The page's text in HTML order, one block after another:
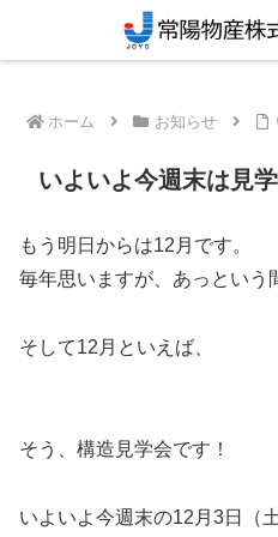
笠間市のリフォーム
ホーム お知らせ
いよいよ今週末は見学
もう明日からは12月です。
毎年思いますが、あっという
そして12月といえば、
そう、構造見学会です！
いよいよ今週末の12月3日（